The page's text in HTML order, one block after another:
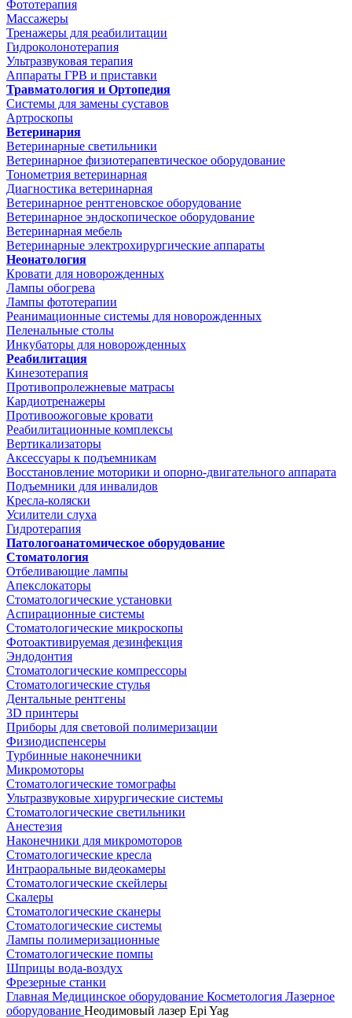
Фототерапия
Массажеры
Тренажеры для реабилитации
Гидроколонотерапия
Ультразвуковая терапия
Аппараты ГРВ и приставки
Травматология и Ортопедия
Системы для замены суставов
Артроскопы
Ветеринария
Ветеринарные светильники
Ветеринарное физиотерапевтическое оборудование
Тонометрия ветеринарная
Диагностика ветеринарная
Ветеринарное рентгеновское оборудование
Ветеринарное эндоскопическое оборудование
Ветеринарная мебель
Ветеринарные электрохирургические аппараты
Неонатология
Кровати для новорожденных
Лампы обогрева
Лампы фототерапии
Реанимационные системы для новорожденных
Пеленальные столы
Инкубаторы для новорожденных
Реабилитация
Кинезотерапия
Противопролежневые матрасы
Кардиотренажеры
Противоожоговые кровати
Реабилитационные комплексы
Вертикализаторы
Аксессуары к подъемникам
Восстановление моторики и опорно-двигательного аппарата
Подъемники для инвалидов
Кресла-коляски
Усилители слуха
Гидротерапия
Патологоанатомическое оборудование
Стоматология
Отбеливающие лампы
Апекслокаторы
Стоматологические установки
Аспирационные системы
Стоматологические микроскопы
Фотоактивируемая дезинфекция
Эндодонтия
Стоматологические компрессоры
Стоматологические стулья
Дентальные рентгены
3D принтеры
Приборы для световой полимеризации
Физиодиспенсеры
Турбинные наконечники
Микромоторы
Стоматологические томографы
Ультразвуковые хирургические системы
Стоматологические светильники
Анестезия
Наконечники для микромоторов
Стоматологические кресла
Интраоральные видеокамеры
Стоматологические скейлеры
Скалеры
Стоматологические сканеры
Стоматологические системы
Лампы полимеризационные
Стоматологические помпы
Шприцы вода-воздух
Фрезерные станки
Главная Медицинское оборудование Косметология Лазерное
оборудование Неодимовый лазер Epi Yag